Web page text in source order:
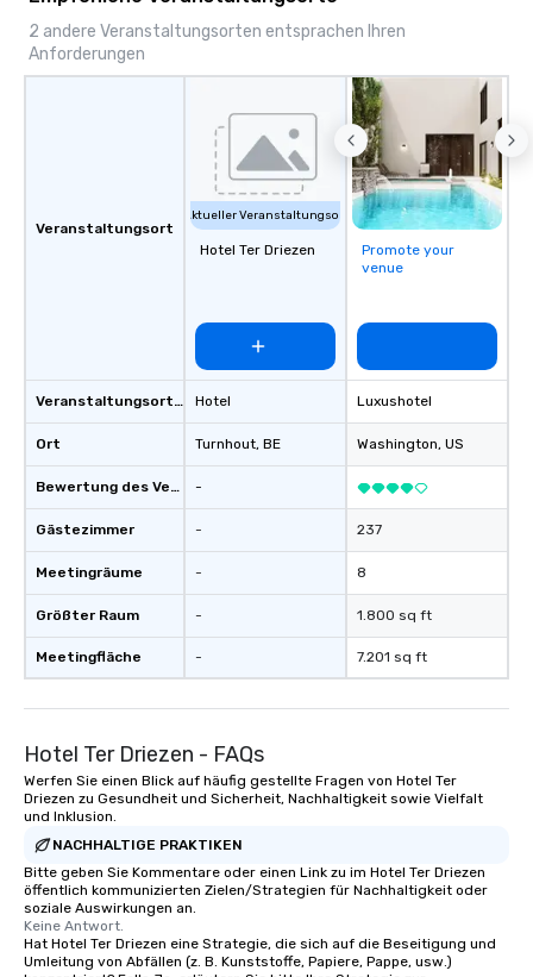
2 andere Veranstaltungsorten entsprachen Ihren
Anforderungen
Veranstaltungsort
Veranstaltungsortstyp
Ort
Bewertung des Veranstaltungsortes
Gästezimmer
Meetingräume
Größter Raum
Meetingfläche
Aktueller Veranstaltungsort
Hotel Ter Driezen
Hotel
Turnhout, BE
-
-
-
-
-
Promote your
venue
Luxushotel
Washington, US
237
8
1.800 sq ft
7.201 sq ft
Hotel Ter Driezen - FAQs
Werfen Sie einen Blick auf häufig gestellte Fragen von Hotel Ter
Driezen zu Gesundheit und Sicherheit, Nachhaltigkeit sowie Vielfalt
und Inklusion.
NACHHALTIGE PRAKTIKEN
Bitte geben Sie Kommentare oder einen Link zu im Hotel Ter Driezen
öffentlich kommunizierten Zielen/Strategien für Nachhaltigkeit oder
soziale Auswirkungen an.
Keine Antwort.
Hat Hotel Ter Driezen eine Strategie, die sich auf die Beseitigung und
Umleitung von Abfällen (z. B. Kunststoffe, Papiere, Pappe, usw.)